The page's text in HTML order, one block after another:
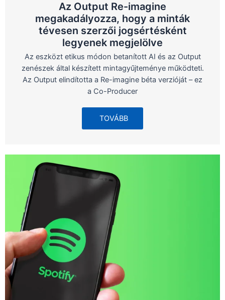
Az Output Re-imagine
megakadályozza, hogy a minták
tévesen szerzői jogsértésként
legyenek megjelölve
Az eszközt etikus módon betanított AI és az Output
zenészek által készített mintagyűjteménye működteti.
Az Output elindította a Re-imagine béta verzióját – ez
a Co-Producer
TOVÁBB